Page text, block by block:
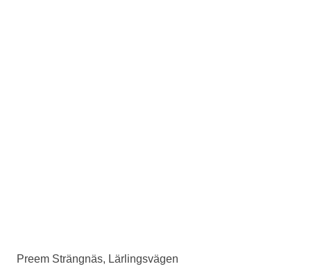
Preem Strängnäs, Lärlingsvägen